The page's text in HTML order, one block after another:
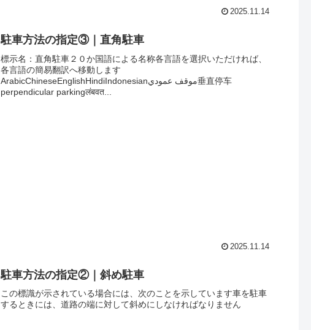
2025.11.14
駐車方法の指定③｜直角駐車
標示名：直角駐車２０か国語による名称各言語を選択いただければ、
各言語の簡易翻訳へ移動します
ArabicChineseEnglishHindiIndonesianموقف عمودي垂直停车
perpendicular parkingलंबवत...
2025.11.14
駐車方法の指定②｜斜め駐車
この標識が示されている場合には、次のことを示しています車を駐車
するときには、道路の端に対して斜めにしなければなりません